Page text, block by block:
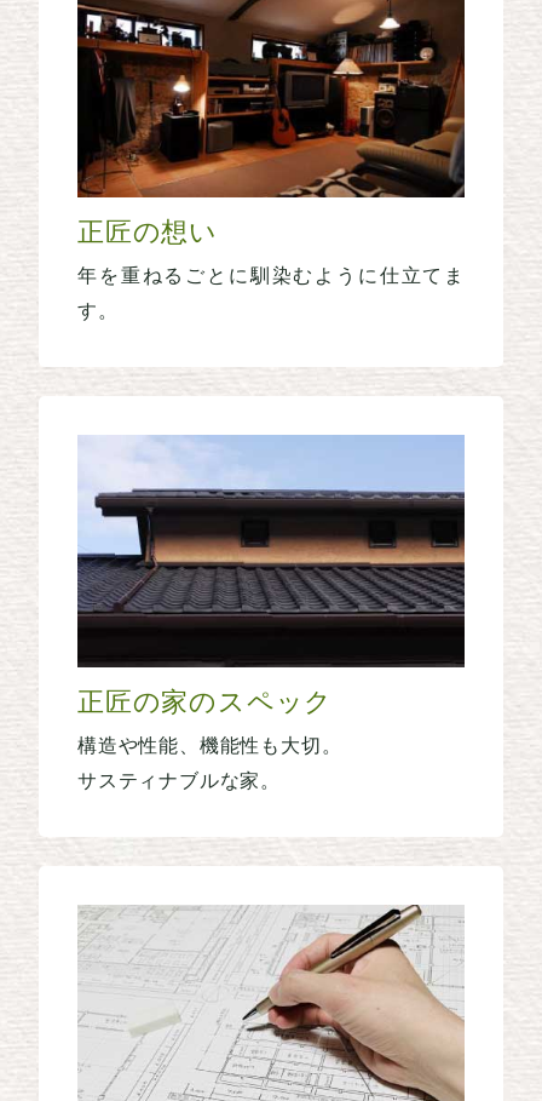
正匠の想い
年を重ねるごとに馴染むように仕立てま
す。
正匠の家のスペック
構造や性能、機能性も大切。
サスティナブルな家。